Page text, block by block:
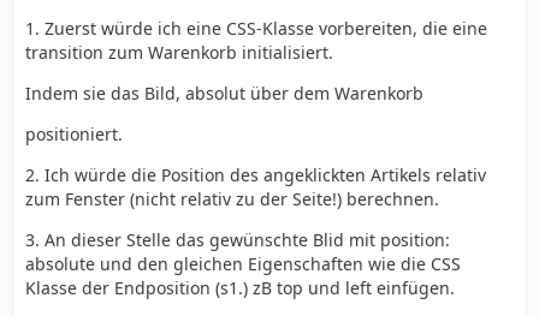
1. Zuerst würde ich eine CSS-Klasse vorbereiten, die eine
transition zum Warenkorb initialisiert.
Indem sie das Bild, absolut über dem Warenkorb
positioniert.
2. Ich würde die Position des angeklickten Artikels relativ
zum Fenster (nicht relativ zu der Seite!) berechnen.
3. An dieser Stelle das gewünschte Blid mit position:
absolute und den gleichen Eigenschaften wie die CSS
Klasse der Endposition (s1.) zB top und left einfügen.